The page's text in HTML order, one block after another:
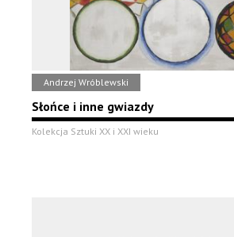
Andrzej Wróblewski
Słońce i inne gwiazdy
Kolekcja Sztuki XX i XXI wieku